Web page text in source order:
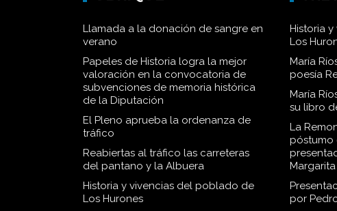
Llamada a la donación de sangre en
verano
Papeles de Historia logra la mejor
valoración en la convocatoria de
subvenciones de memoria histórica
de la Diputación
El Pleno aprueba la ordenanza de
tráfico
Reabiertas al tráfico las carreteras
del pantano y la Albuera
Historia y vivencias del poblado de
Los Hurones
Historia
Los
María
poesía
María
su libro
La
póstumo
por